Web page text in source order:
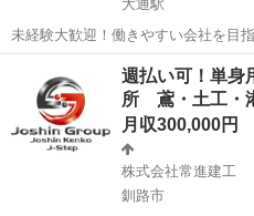
大通駅
未経験大歓迎！働きやすい会社を目指してます♪ ⭕️未
万円〜 📘未経験でも異業種からの転
く活気ある職場 🎌土日休みの大型連
員 🚚札幌市内・近郊...
札幌市 大通駅 その
週払い可！単身
月収300,000円
株式会社常進建工
釧路市